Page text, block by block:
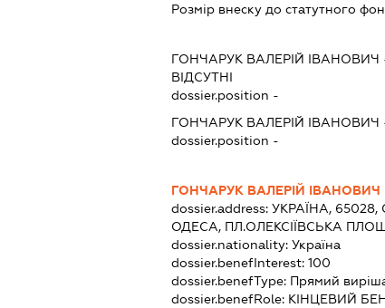
Розмір внеску до статутного
ГОНЧАРУК ВАЛЕРІЙ ІВАНОВИЧ
ВІДСУТНІ
dossier.position -
ГОНЧАРУК ВАЛЕРІЙ ІВАНОВИЧ
dossier.position -
ГОНЧАРУК ВАЛЕРІЙ ІВАНОВИЧ
dossier.address:УКРАЇНА,
ОДЕСА, ПЛ.ОЛЕКСІЇВСЬКА
dossier.nationality:Україна
dossier.benefInterest:100
dossier.benefType: Прямий
dossier.benefRole: КІНЦЕВИЙ